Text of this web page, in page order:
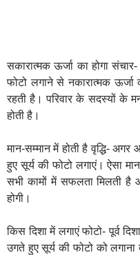
सकारात्मक ऊर्जा का होगा
फोटो लगाने से नकारात्मक
रहती है। परिवार के सदस्यों के
होती है।
मान-सम्मान में होती है वृद्धि-
हुए सूर्य की फोटो लगाएं। ऐसा
सभी कामों में सफलता मिलती है
होगी।
किस दिशा में लगाएं फोटो- पूर्व
उगते हुए सूर्य की फोटो को